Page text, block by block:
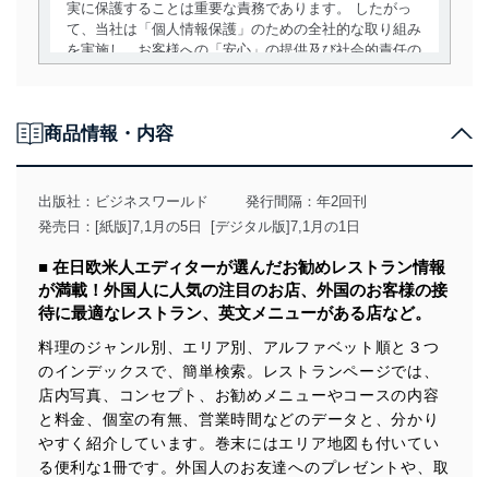
実に保護することは重要な責務であります。 したがっ
て、当社は「個人情報保護」のための全社的な取り組み
を実施し、お客様への「安心」の提供及び社会的責任の
用目的を明確にし、本人の同意を得たうえで利用目的の
達成に必要な範囲内で適法かつ公正な手段によって取
得・利用・提供を行います。また、当社が保有している
個人情報は、同意を得ずに目的外利用、第三者への提
みを確実にするため、従業者等の教育を徹底してまいり
ます。また、目的外利用を行わないために、適切な管理
措置を講じます。
法令遵守
当社は、個人情報に関連する法令、国が定める指針及び
その他の規範を遵守します。また、当社の管理の仕組み
に、これらの法令及びその他の規範を常に適合させま
す。
商品情報・内容
出版社： ビジネスワールド
発行間隔：年2回刊
発売日：[紙版]7,1月の5日 [デジタル版]7,1月の1日
■ 在日欧米人エディターが選んだお勧めレストラン情報
が満載！外国人に人気の注目のお店、外国のお客様の接
待に最適なレストラン、英文メニューがある店など。
料理のジャンル別、エリア別、アルファベット順と３つ
のインデックスで、簡単検索。レストランページでは、
店内写真、コンセプト、お勧めメニューやコースの内容
と料金、個室の有無、営業時間などのデータと、分かり
やすく紹介しています。巻末にはエリア地図も付いてい
る便利な1冊です。外国人のお友達へのプレゼントや、取